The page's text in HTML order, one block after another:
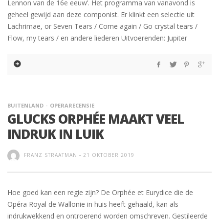
Lennon van de 16e eeuw’. Het programma van vanavond is
geheel gewijd aan deze componist. Er klinkt een selectie uit
Lachrimae, or Seven Tears / Come again / Go crystal tears /
Flow, my tears / en andere liederen Uitvoerenden: Jupiter
BUITENLAND OPERARECENSIE
GLUCKS ORPHÉE MAAKT VEEL
INDRUK IN LUIK
FRANZ STRAATMAN - 21 OKTOBER 2019
Hoe goed kan een regie zijn? De Orphée et Eurydice die de
Opéra Royal de Wallonie in huis heeft gehaald, kan als
indrukwekkend en ontroerend worden omschreven. Gestileerde